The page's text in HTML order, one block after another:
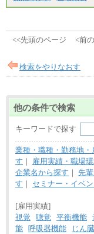
<<先頭のページ <前
検索をやりなおす
他の条件で検索
キーワードで探す
業種・職種・勤務地
す ｜
雇用実績・職場
企業名から探す ｜ 先
す ｜ セミナー・イベ
[雇用実績]
視覚
聴覚 平衡機能
能 呼吸器機能 じん